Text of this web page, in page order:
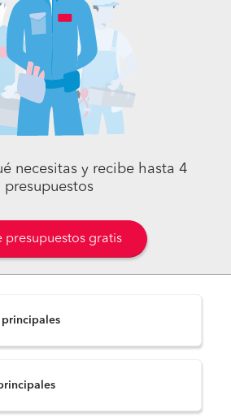
necesitas y recibe hasta 4
presupuestos
presupuestos gratis